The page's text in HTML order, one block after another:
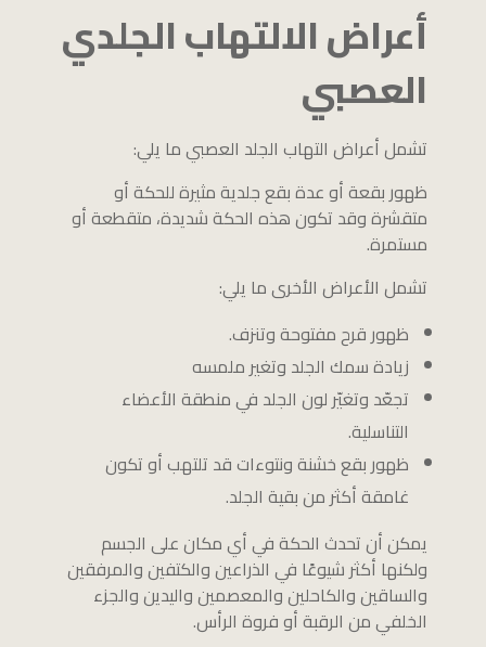
أعراض الالتهاب الجلدي
العصبي
تشمل أعراض التهاب الجلد العصبي ما يلي:
ظهور بقعة أو عدة بقع جلدية مثيرة للحكة أو
متقشرة وقد تكون هذه الحكة شديدة، متقطعة أو
مستمرة.
تشمل الأعراض الأخرى ما يلي:
ظهور قرح مفتوحة وتنزف.
زيادة سمك الجلد وتغير ملمسه
تجعّد وتغيّر لون الجلد في منطقة الأعضاء
التناسلية.
ظهور بقع خشنة ونتوءات قد تلتهب أو تكون
غامقة أكثر من بقية الجلد.
يمكن أن تحدث الحكة في أي مكان على الجسم
ولكنها أكثر شيوعًا في الذراعين والكتفين والمرفقين
والساقين والكاحلين والمعصمين واليدين والجزء
الخلفي من الرقبة أو فروة الرأس.